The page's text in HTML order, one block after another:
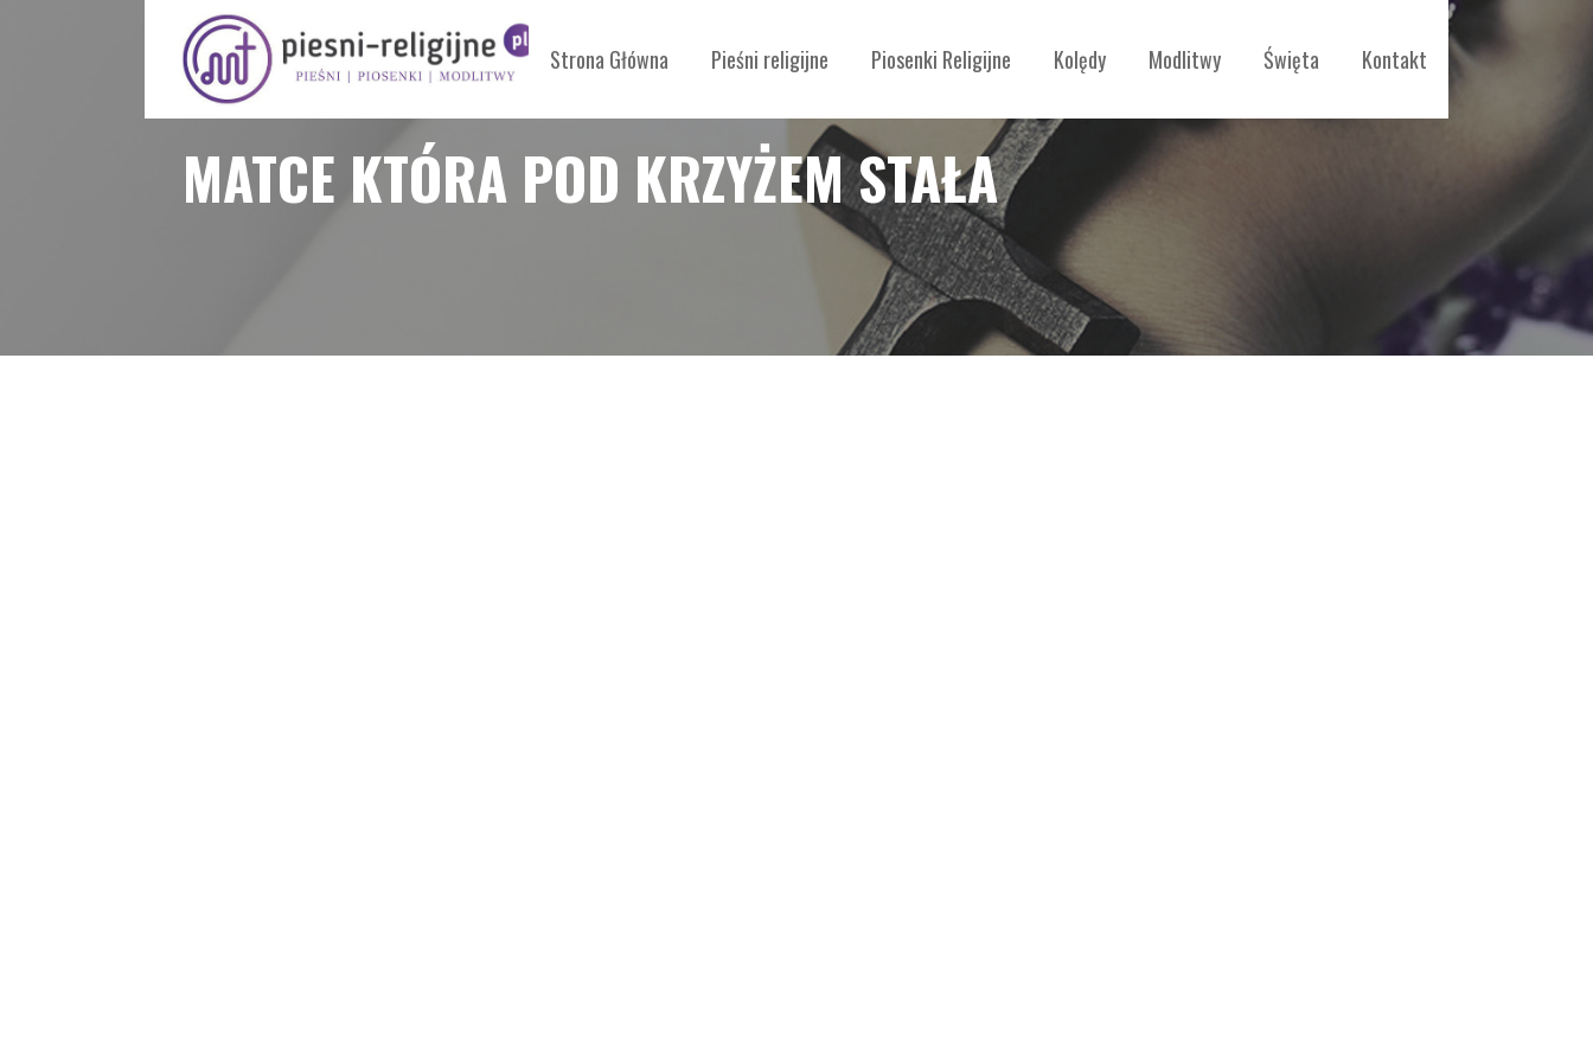
PIOSENKI I PIEŚNI RELIGIJNE
Strona Główna Pieśni religijne Piosenki Religijne Kolędy Modlitwy Święta Kontakt
MATCE KTÓRA POD KRZYŻEM STAŁA